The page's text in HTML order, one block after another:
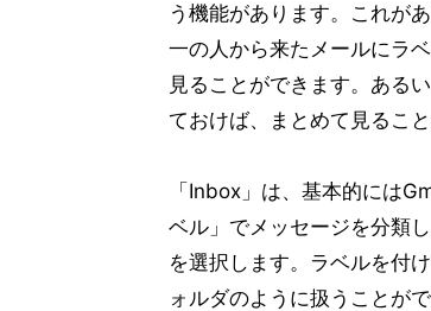
う機能があります。これが
一の人から来たメールにラ
見ることができます。ある
ておけば、まとめて見ること
「Inbox」は、基本的には
ベル」でメッセージを分類
を選択します。ラベルを付
ォルダのように扱うことが